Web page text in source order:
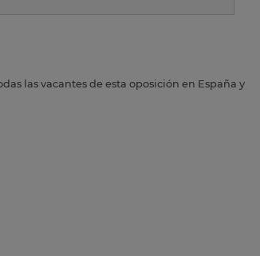
las vacantes de esta oposición en España y